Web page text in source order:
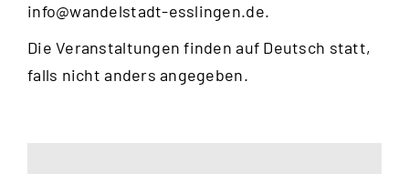
info@wandelstadt-esslingen.de.
Die Veranstaltungen finden auf Deutsch statt,
falls nicht anders angegeben.